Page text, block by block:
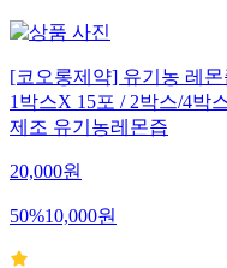
[코오롱제약] 유기농 레
1박스X 15포 / 2박스/4박
제조 유기농레몬즙
20,000원
50%10,000원